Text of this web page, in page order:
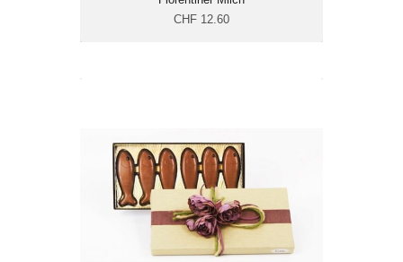
CHF 12.60
Gewicht: 155 g
Energie: 614.8 kcal/100g